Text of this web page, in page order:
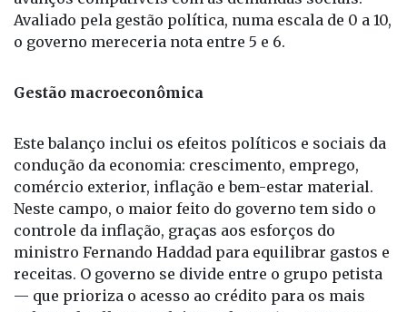
o governo mereceria nota entre 5 e 6.
condução da economia: crescimento, emprego,
comércio exterior, inflação e bem-estar material.
Neste campo, o maior feito do governo tem sido o
controle da inflação, graças aos esforços do
ministro Fernando Haddad para equilibrar gastos e
receitas. O governo se divide entre o grupo petista
— que prioriza o acesso ao crédito para os mais
pobres, de olho nas eleições de 2026 — e o grupo
que defende rigor fiscal.